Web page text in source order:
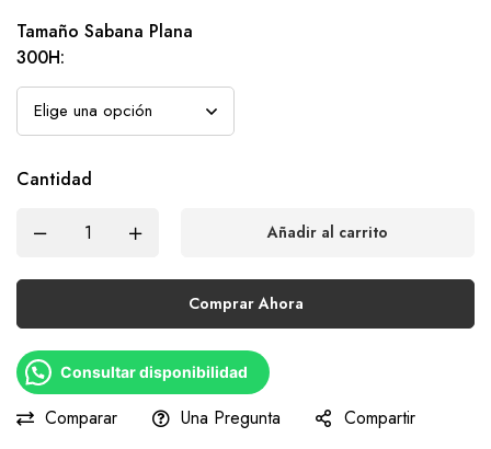
Tamaño Sabana Plana
300H:
Cantidad
Añadir al carrito
Comprar Ahora
Consultar disponibilidad
Comparar Una Pregunta Compartir